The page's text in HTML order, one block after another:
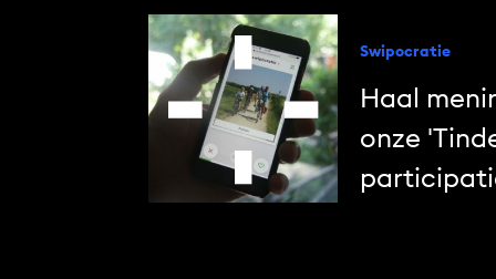
Swipocratie
Haal
onze